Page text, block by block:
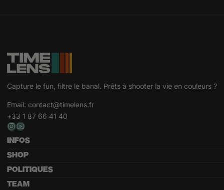
Capture le fun, filtre le banal. Prêts à shooter la vie en couleurs ?
Email: contact@timelens.fr
+33 1 87 66 41 40
INFOS
SHOP
POLITIQUES
TEAM